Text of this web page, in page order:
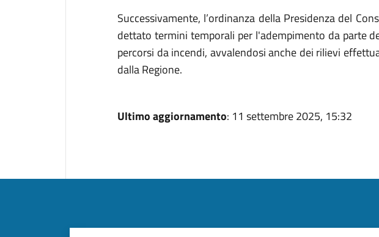
Successivamente, l’ordinanza della Presidenza del
dettato termini temporali per l'adempimento da parte
percorsi da incendi, avvalendosi anche dei rilievi
dalla Regione.
Ultimo aggiornamento: 11 settembre 2025, 15:32